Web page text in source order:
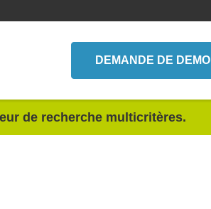
DEMANDE DE DEMO
de recherche multicritères.